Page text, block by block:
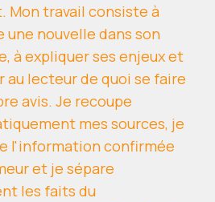
Mon travail consiste à
une nouvelle dans son
à expliquer ses enjeux et
au lecteur de quoi se faire
avis. Je recoupe
mes sources, je
l'information confirmée
et je sépare
les faits du